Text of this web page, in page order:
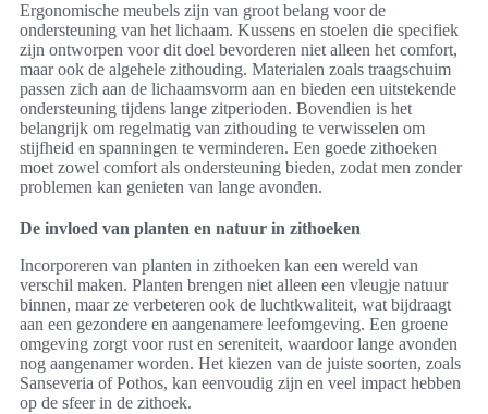
Ergonomische meubels zijn van groot belang voor de
ondersteuning van het lichaam. Kussens en stoelen die specifiek
zijn ontworpen voor dit doel bevorderen niet alleen het comfort,
maar ook de algehele zithouding. Materialen zoals traagschuim
passen zich aan de lichaamsvorm aan en bieden een uitstekende
ondersteuning tijdens lange zitperioden. Bovendien is het
belangrijk om regelmatig van zithouding te verwisselen om
stijfheid en spanningen te verminderen. Een goede zithoeken
moet zowel comfort als ondersteuning bieden, zodat men zonder
problemen kan genieten van lange avonden.
De invloed van planten en natuur in zithoeken
Incorporeren van planten in zithoeken kan een wereld van
verschil maken. Planten brengen niet alleen een vleugje natuur
binnen, maar ze verbeteren ook de luchtkwaliteit, wat bijdraagt
aan een gezondere en aangenamere leefomgeving. Een groene
omgeving zorgt voor rust en sereniteit, waardoor lange avonden
nog aangenamer worden. Het kiezen van de juiste soorten, zoals
Sanseveria of Pothos, kan eenvoudig zijn en veel impact hebben
op de sfeer in de zithoek.